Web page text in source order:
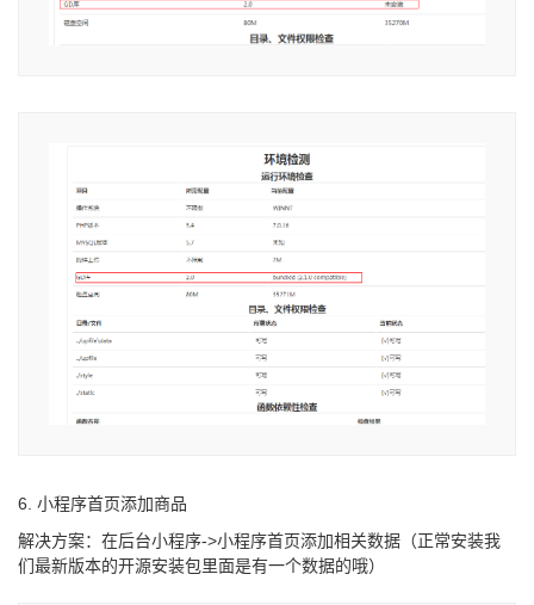
6. 小程序首页添加商品
解决方案：在后台小程序->小程序首页添加相关数据（正常安装我
们最新版本的开源安装包里面是有一个数据的哦）